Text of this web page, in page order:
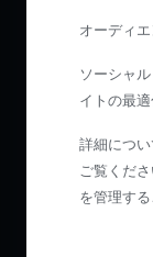
オーディ
ソーシャ
イトの最
詳細につい
ご覧くだ
を管理する